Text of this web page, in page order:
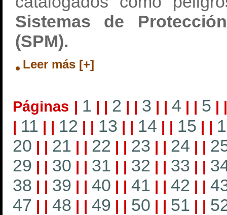
Sistemas de
(SPM).
Leer más [+]
Páginas | 1 | | 2 | | 3 | | 4 | | 5 |
| 11 | | 12 | | 13 | | 14 | | 15 | |
20 | | 21 | | 22 | | 23 | | 24 | |
29 | | 30 | | 31 | | 32 | | 33 | |
38 | | 39 | | 40 | | 41 | | 42 | |
47 | | 48 | | 49 | | 50 | | 51 | |